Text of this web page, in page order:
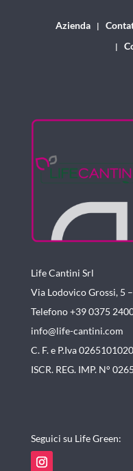
Azienda
Life Cantini Srl
Via Lodovico Grossi, 5
Telefono +39 0375
info@life-cantini.com
C. F. e P.Iva
ISCR. REG. IMP. N°
Seguici su Life Green: